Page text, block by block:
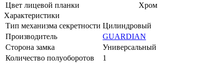
Цвет лицевой планки
Хром
Характеристики
Тип механизма секретности Цилиндровый
Производитель
GUARDIAN
Сторона замка
Универсальный
Количество полуоборотов
1